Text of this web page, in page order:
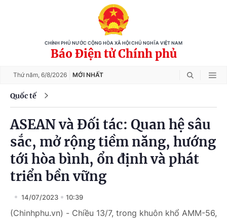
CHÍNH PHỦ NƯỚC CỘNG HÒA XÃ HỘI CHỦ NGHĨA VIỆT NAM
Báo Điện tử Chính phủ
Thứ năm, 6/8/2026 MỚI NHẤT
Quốc tế
ASEAN và Đối tác: Quan hệ sâu
sắc, mở rộng tiềm năng, hướng
tới hòa bình, ổn định và phát
triển bền vững
14/07/2023 10:39
(Chinhphu.vn) - Chiều 13/7, trong khuôn khổ AMM-56,